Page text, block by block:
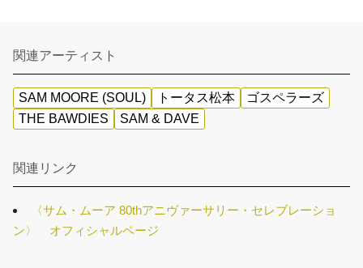
関連アーティスト
SAM MOORE (SOUL) トータス松本
ゴスペラーズ
THE BAWDIES
SAM & DAVE
関連リンク
〈サム・ムーア 80thアニヴァーサリー・セレブレーショ
ン〉 オフィシャルページ